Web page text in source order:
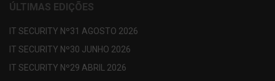
ÚLTIMAS EDIÇÕES
IT SECURITY Nº31 AGOSTO 2026
IT SECURITY Nº30 JUNHO 2026
IT SECURITY Nº29 ABRIL 2026